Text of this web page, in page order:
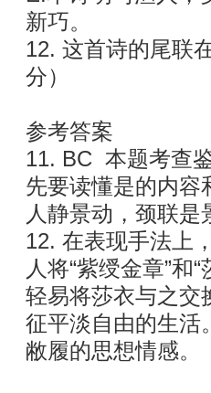
新巧。
12. 这首诗的尾联
分）
参考答案
11. BC 本题考查
先要读懂是的内容
人静景动，颈联是
12. 在表现手法上
人将“紫绶金章”和
轻易将莎衣与之交
征平淡自由的生活
敝履的思想情感。